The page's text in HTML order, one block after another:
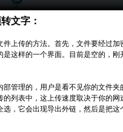
文字：
上传的方法。首先，文件要经过
这样的一个界面。目前是空的，
管理的，用户是看不见你的文件
列表中，这上传速度取决于你的
，它会出现导出外链，然后是把